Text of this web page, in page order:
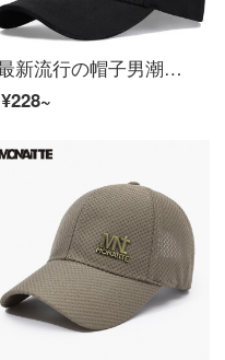
最新流行の帽子男潮流春夏純色ハンチングサンバイザー韓国版百合経典野球帽女性ins潮牌帽子レジャー帽子帽子アウトドア帽子帽子帽子スポーツ帽カップル帽黒調節可能（55-60 cm）
¥228~